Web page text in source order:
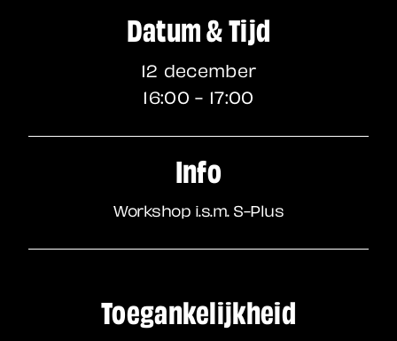
Datum & Tijd
12 december
16:00 - 17:00
Info
Workshop i.s.m. S-Plus
Toegankelijkheid